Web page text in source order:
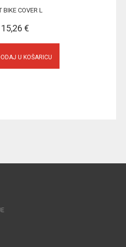
BIKE COVER L
15,26 €
U KOŠARICU